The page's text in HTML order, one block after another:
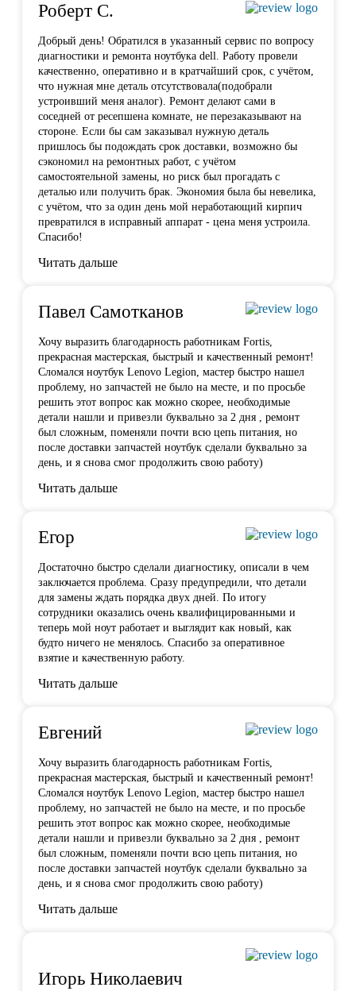
Роберт С.
Добрый день! Обратился в указанный сервис по вопросу
диагностики и ремонта ноутбука dell. Работу провели
качественно, оперативно и в кратчайший срок, с учётом,
что нужная мне деталь отсутствовала(подобрали
устроивший меня аналог). Ремонт делают сами в
соседней от ресепшена комнате, не перезаказывают на
стороне. Если бы сам заказывал нужную деталь
пришлось бы подождать срок доставки, возможно бы
сэкономил на ремонтных работ, с учётом
самостоятельной замены, но риск был прогадать с
деталью или получить брак. Экономия была бы невелика,
с учётом, что за один день мой неработающий кирпич
превратился в исправный аппарат - цена меня устроила.
Спасибо!
Читать дальше
Павел Самотканов
Хочу выразить благодарность работникам Fortis,
прекрасная мастерская, быстрый и качественный ремонт!
Сломался ноутбук Lenovo Legion, мастер быстро нашел
проблему, но запчастей не было на месте, и по просьбе
решить этот вопрос как можно скорее, необходимые
детали нашли и привезли буквально за 2 дня , ремонт
был сложным, поменяли почти всю цепь питания, но
после доставки запчастей ноутбук сделали буквально за
день, и я снова смог продолжить свою работу)
Читать дальше
Егор
Достаточно быстро сделали диагностику, описали в чем
заключается проблема. Сразу предупредили, что детали
для замены ждать порядка двух дней. По итогу
сотрудники оказались очень квалифицированными и
теперь мой ноут работает и выглядит как новый, как
будто ничего не менялось. Спасибо за оперативное
взятие и качественную работу.
Читать дальше
Евгений
Хочу выразить благодарность работникам Fortis,
прекрасная мастерская, быстрый и качественный ремонт!
Сломался ноутбук Lenovo Legion, мастер быстро нашел
проблему, но запчастей не было на месте, и по просьбе
решить этот вопрос как можно скорее, необходимые
детали нашли и привезли буквально за 2 дня , ремонт
был сложным, поменяли почти всю цепь питания, но
после доставки запчастей ноутбук сделали буквально за
день, и я снова смог продолжить свою работу)
Читать дальше
Игорь Николаевич